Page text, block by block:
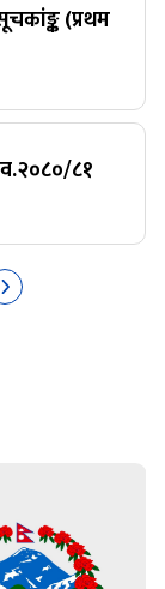
(प्रथम
८१